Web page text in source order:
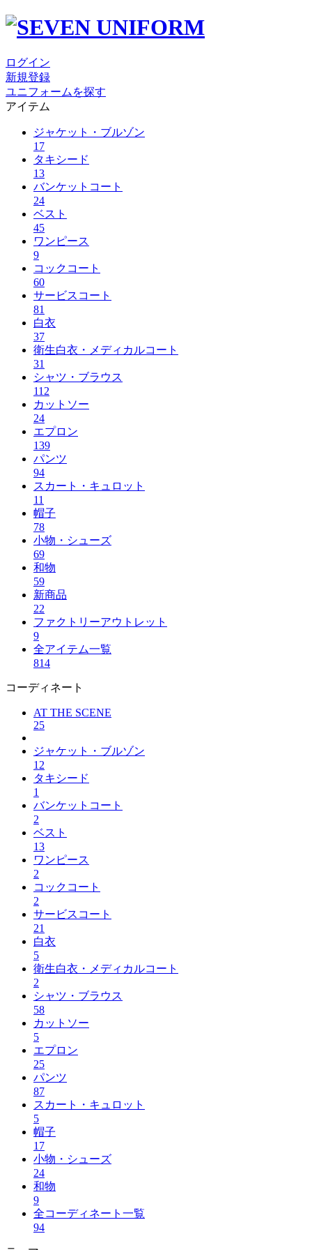
ログイン
新規登録
ユニフォームを探す
アイテム
ジャケット・ブルゾン
17
タキシード
13
バンケットコート
24
ベスト
45
ワンピース
9
コックコート
60
サービスコート
81
白衣
37
衛生白衣・メディカルコート
31
シャツ・ブラウス
112
カットソー
24
エプロン
139
パンツ
94
スカート・キュロット
11
帽子
78
小物・シューズ
69
和物
59
新商品
22
ファクトリーアウトレット
9
全アイテム一覧
814
コーディネート
AT THE SCENE
25
ジャケット・ブルゾン
12
タキシード
1
バンケットコート
2
ベスト
13
ワンピース
2
コックコート
2
サービスコート
21
白衣
5
衛生白衣・メディカルコート
2
シャツ・ブラウス
58
カットソー
5
エプロン
25
パンツ
87
スカート・キュロット
5
帽子
17
小物・シューズ
24
和物
9
全コーディネート一覧
94